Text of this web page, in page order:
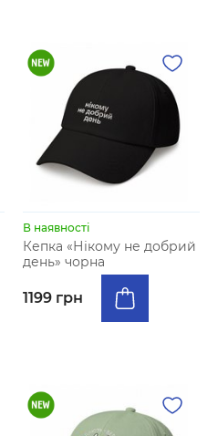
В наявності
Кепка «Нікому не добрий
день» чорна
1199 грн